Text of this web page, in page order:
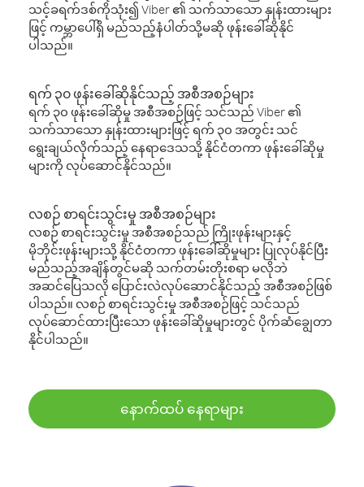
သင့်ခရက်ဒစ်ကိုသုံး၍ Viber ၏ သက်သာသော နှုန်းထားများ
ဖြင့် ကမ္ဘာပေါ်ရှိ မည်သည့်နံပါတ်သို့မဆို ဖုန်းခေါ်ဆိုနိုင်
ပါသည်။
ရက် ၃၀ ဖုန်းခေါ်ဆိုနိုင်သည့် အစီအစဉ်များ
ရက် ၃၀ ဖုန်းခေါ်ဆိုမှု အစီအစဉ်ဖြင့် သင်သည် Viber ၏
သက်သာသော နှုန်းထားများဖြင့် ရက် ၃၀ အတွင်း သင်
ရွေးချယ်လိုက်သည့် နေရာဒေသသို့ နိုင်ငံတကာ ဖုန်းခေါ်ဆိုမှု
များကို လုပ်ဆောင်နိုင်သည်။
လစဉ် စာရင်းသွင်းမှု အစီအစဉ်များ
လစဉ် စာရင်းသွင်းမှု အစီအစဉ်သည် ကြိုးဖုန်းများနှင့်
မိုဘိုင်းဖုန်းများသို့ နိုင်ငံတကာ ဖုန်းခေါ်ဆိုမှုများ ပြုလုပ်နိုင်ပြီး
မည်သည့်အချိန်တွင်မဆို သက်တမ်းတိုးစရာ မလိုဘဲ
အဆင်ပြေသလို ပြောင်းလဲလုပ်ဆောင်နိုင်သည့် အစီအစဉ်ဖြစ်
ပါသည်။ လစဉ် စာရင်းသွင်းမှု အစီအစဉ်ဖြင့် သင်သည်
လုပ်ဆောင်ထားပြီးသော ဖုန်းခေါ်ဆိုမှုများတွင် ပိုက်ဆံချွေတာ
နိုင်ပါသည်။
နောက်ထပ် နေရာများ